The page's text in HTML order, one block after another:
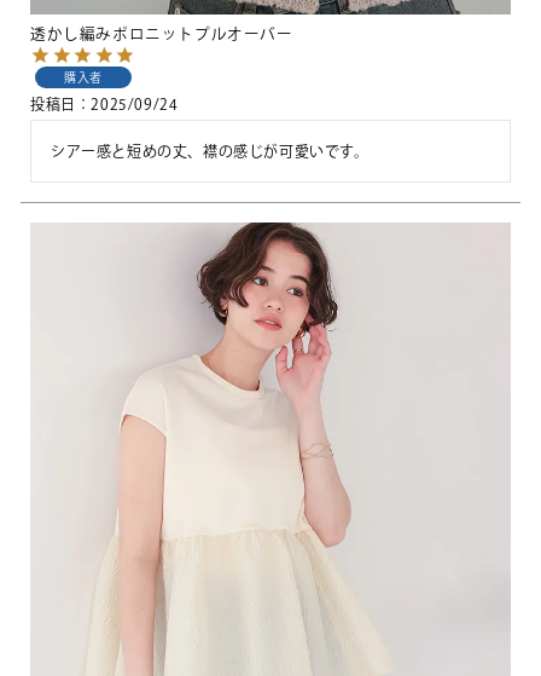
透かし編みポロニットプルオーバー
購入者
投稿日 2025/09/24
シアー感と短めの丈、襟の感じが可愛いです。